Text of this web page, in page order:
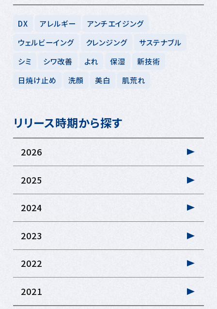
DX アレルギー
アンチエイジング
ウェルビーイング
クレンジング
サステナブル
シミ
シワ改善 よれ 保湿
新技術
日焼け止め
洗顔 美白 肌荒れ
リリース時期から探す
2026
2025
2024
2023
2022
2021